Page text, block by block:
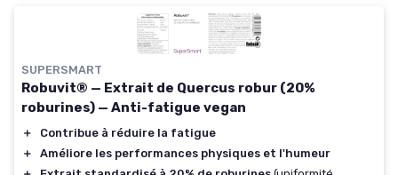
SUPERSMART
Robuvit® — Extrait de Quercus robur (20%
roburines) — Anti-fatigue vegan
＋
Contribue à réduire la fatigue
＋
Améliore les performances physiques et l'humeur